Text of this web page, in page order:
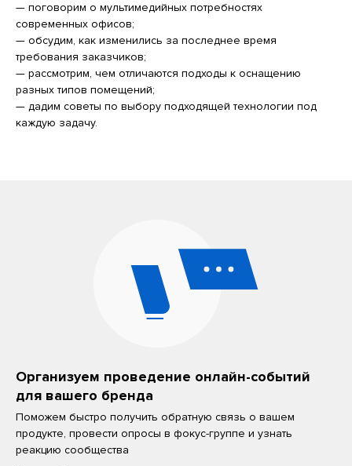
— поговорим о мультимедийных потребностях
современных офисов;
— обсудим, как изменились за последнее время
требования заказчиков;
— рассмотрим, чем отличаются подходы к оснащению
разных типов помещений;
— дадим советы по выбору подходящей технологии под
каждую задачу.
Организуем проведение онлайн-событий
для вашего бренда
Поможем быстро получить обратную связь о вашем
продукте, провести опросы в фокус-группе и узнать
реакцию сообщества